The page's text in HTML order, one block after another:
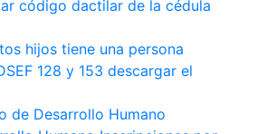
código dactilar de la cédula
hijos tiene una persona
128 y 153 descargar el
de Desarrollo Humano